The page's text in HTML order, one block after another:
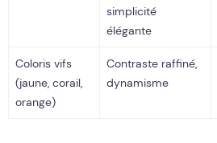
simplicité
élégante
Coloris vifs
(jaune, corail,
orange)
Contraste raffiné,
dynamisme